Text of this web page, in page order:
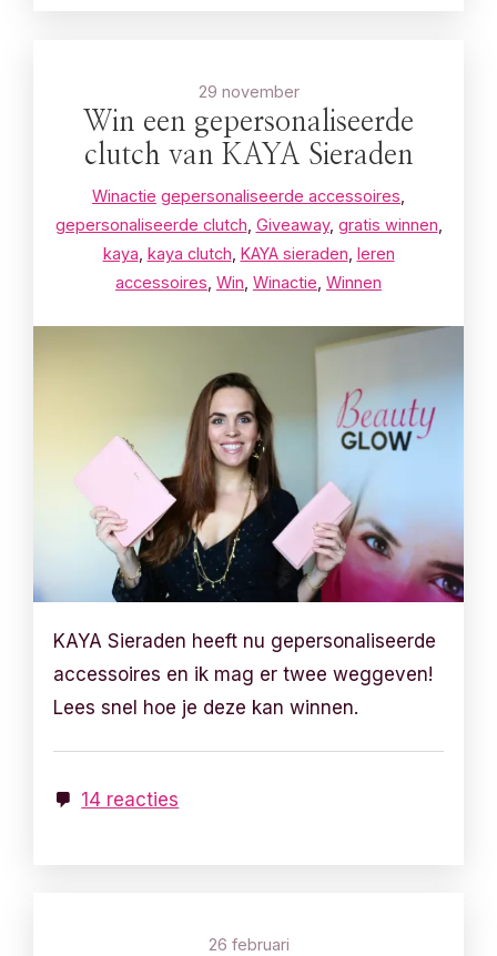
29 november
Win een gepersonaliseerde
clutch van KAYA Sieraden
Winactie gepersonaliseerde accessoires
gepersonaliseerde clutch Giveaway, gratis winnen
kaya kaya clutch KAYA sieraden leren
accessoires Win Winactie Winnen
KAYA Sieraden heeft nu gepersonaliseerde
accessoires en ik mag er twee weggeven!
Lees snel hoe je deze kan winnen.
14 reacties
26 februari